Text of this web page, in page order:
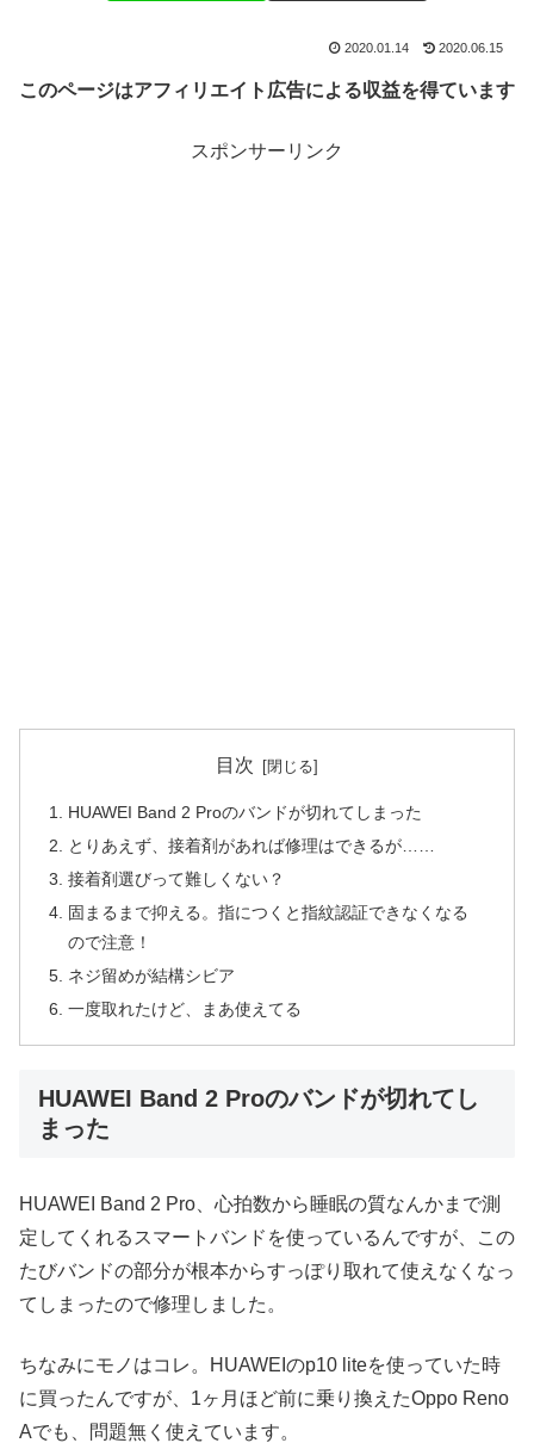
2020.01.14 2020.06.15
このページはアフィリエイト広告による収益を得ています
スポンサーリンク
目次
HUAWEI Band 2 Proのバンドが切れてしまった
とりあえず、接着剤があれば修理はできるが……
接着剤選びって難しくない？
固まるまで抑える。指につくと指紋認証できなくなる
ので注意！
ネジ留めが結構シビア
一度取れたけど、まあ使えてる
HUAWEI Band 2 Proのバンドが切れてし
まった
HUAWEI Band 2 Pro、心拍数から睡眠の質なんかまで測
定してくれるスマートバンドを使っているんですが、この
たびバンドの部分が根本からすっぽり取れて使えなくなっ
てしまったので修理しました。
ちなみにモノはコレ。HUAWEIのp10 liteを使っていた時
に買ったんですが、1ヶ月ほど前に乗り換えたOppo Reno
Aでも、問題無く使えています。